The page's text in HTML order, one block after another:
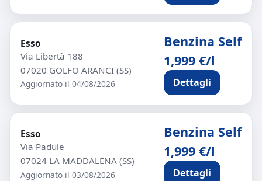
Esso
Via Libertà 188
07020 GOLFO ARANCI (SS)
Aggiornato il 04/08/2026
Benzina Self
1,999 €/l
Dettagli
Esso
Via Padule
07024 LA MADDALENA (SS)
Aggiornato il 03/08/2026
Benzina Self
1,999 €/l
Dettagli